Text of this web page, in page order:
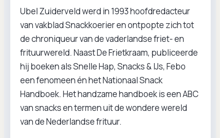
Ubel Zuiderveld werd in 1993 hoofdredacteur
van vakblad Snackkoerier en ontpopte zich tot
de chroniqueur van de vaderlandse friet- en
frituurwereld. Naast De Frietkraam, publiceerde
hij boeken als Snelle Hap, Snacks & IJs, Febo
een fenomeen én het Nationaal Snack
Handboek. Het handzame handboek is een ABC
van snacks en termen uit de wondere wereld
van de Nederlandse frituur.